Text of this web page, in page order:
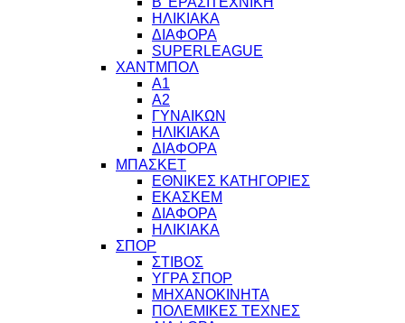
ΗΛΙΚΙΑΚΑ
ΔΙΑΦΟΡΑ
SUPERLEAGUE
ΧΑΝΤΜΠΟΛ
Α1
Α2
ΓΥΝΑΙΚΩΝ
ΗΛΙΚΙΑΚΑ
ΔΙΑΦΟΡΑ
ΜΠΑΣΚΕΤ
ΕΘΝΙΚΕΣ ΚΑΤΗΓΟΡΙΕΣ
ΕΚΑΣΚΕΜ
ΔΙΑΦΟΡΑ
ΗΛΙΚΙΑΚΑ
ΣΠΟΡ
ΣΤΙΒΟΣ
ΥΓΡΑ ΣΠΟΡ
ΜΗΧΑΝΟΚΙΝΗΤΑ
ΠΟΛΕΜΙΚΕΣ ΤΕΧΝΕΣ